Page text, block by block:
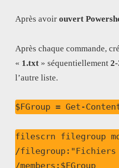
Après avoir ouvert
Après chaque commande,
« 1.txt » séquentiellement
l’autre liste.
$FGroup = Get-
filescrn filegroup
/filegroup:"Fichiers
/members:$FGroup